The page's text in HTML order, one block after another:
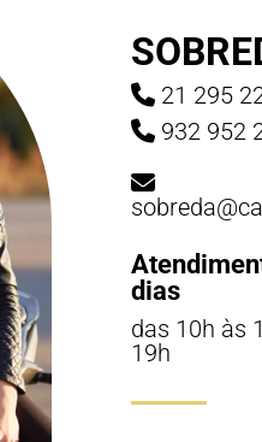
21 295
932 952
dias
das 10h às
19h